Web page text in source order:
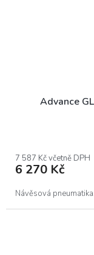
Advance
7 587 Kč včetně DPH
6 270 Kč
Návěsová pneumatika.